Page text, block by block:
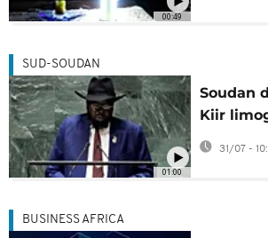
00:49
01:00
SUD-SOUDAN
Soudan
Kiir
banque
31/07 -
BUSINESS AFRICA